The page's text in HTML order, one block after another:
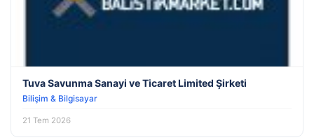
Tuva Savunma Sanayi ve Ticaret Limited Şirketi
Bilişim & Bilgisayar
21 Tem 2026